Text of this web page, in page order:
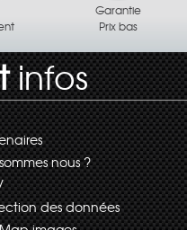
Garantie
Prix bas
infos
nous ?
des données